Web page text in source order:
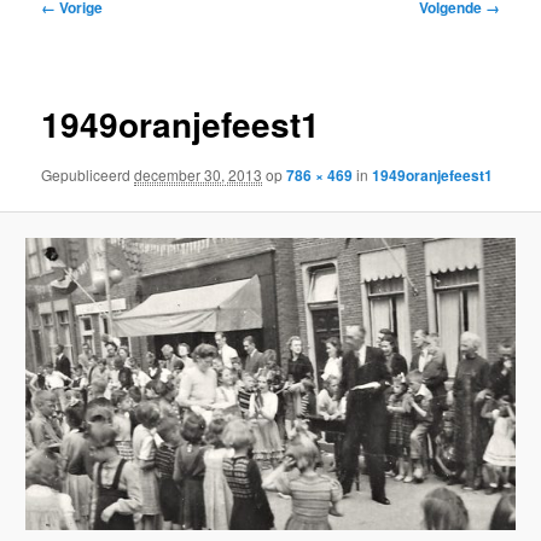
← Vorige Volgende →
1949oranjefeest1
Gepubliceerddecember 30, 2013 op786 × 469in1949oranjefeest1